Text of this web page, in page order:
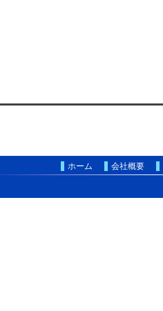
ホーム 会社概要